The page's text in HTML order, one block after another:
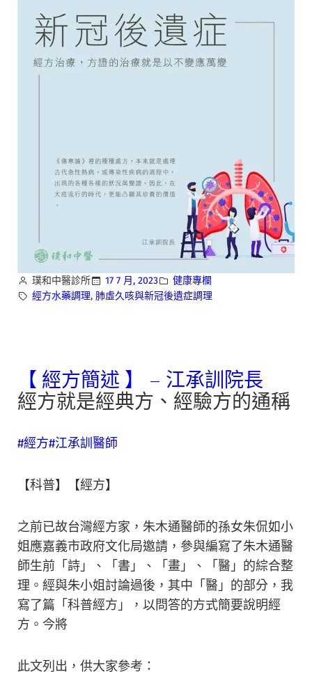
璞和中醫診所 17 7 月, 2023
健康專欄
經方水藥調理, 肺虛久咳與新冠後遺症調理
【 經方簡述 】 – 江承訓院長
經方就是經典方、經驗方的通稱
#經方#江承訓醫師
【科普】【經方】
之前已故台灣經方家，朱木通醫師的孫女朱侃如小
姐應嘉義市政府文化局邀請，參與編寫了朱木通醫
師生前「詩」、「書」、「畫」、「醫」的綜合整
理。經與朱小姐討論過後，其中「醫」的部分，我
寫了篇「科普經方」，以問答的方式簡要說明經
方。今將
此文列出，供大家參考：